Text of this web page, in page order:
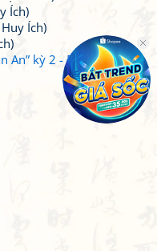
Ích)
Ích)
An” kỳ 2 - Đại tấn thần